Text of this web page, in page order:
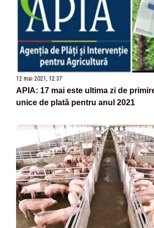
12 mai 2021, 12:37
APIA: 17 mai este ultima zi de
unice de plată pentru anul 2021